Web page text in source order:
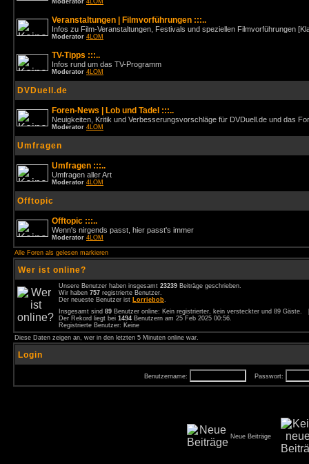
Moderator 4LOM
Veranstaltungen | Filmvorführungen :::..
Infos zu Film-Veranstaltungen, Festivals und speziellen Filmvorführungen
Moderator 4LOM
TV-Tipps :::..
Infos rund um das TV-Programm
Moderator 4LOM
DVDuell.de
Foren-News | Lob und Tadel :::..
Neuigkeiten, Kritik und Verbesserungsvorschläge für DVDuell.de und das
Moderator 4LOM
Umfragen
Umfragen :::..
Umfragen aller Art
Moderator 4LOM
Offtopic
Offtopic :::..
Wenn's nirgends passt, hier passt's immer
Moderator 4LOM
Alle Foren als gelesen markieren
Wer ist online?
Unsere Benutzer haben insgesamt 23239 Beiträge geschrieben.
Wir haben 757 registrierte Benutzer.
Der neueste Benutzer ist Lorriebob.
Insgesamt sind 89 Benutzer online: Kein registrierter, kein versteckter und 89
Der Rekord liegt bei 1494 Benutzern am 25 Feb 2025 00:56.
Registrierte Benutzer: Keine
Diese Daten zeigen an, wer in den letzten 5 Minuten online war.
Login
Benutzername: Passwort:
Neue Beiträge